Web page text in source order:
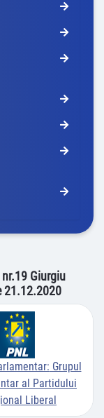
Giurgiu
21.12.2020
Grupul
al Partidului
Liberal